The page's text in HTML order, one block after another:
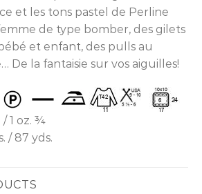
et les tons pastel de Perline
de type bomber, des gilets
et enfant, des pulls au
De la fantaisie sur vos aiguilles!
/ 1 oz. ¾
/ 87 yds.